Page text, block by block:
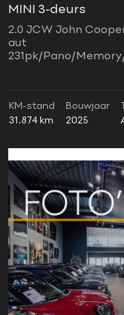
MINI 3-deurs
2.0 JCW John
aut
231pk/Pano/
KM-stand
31.874 km
Bouwjaar
2025